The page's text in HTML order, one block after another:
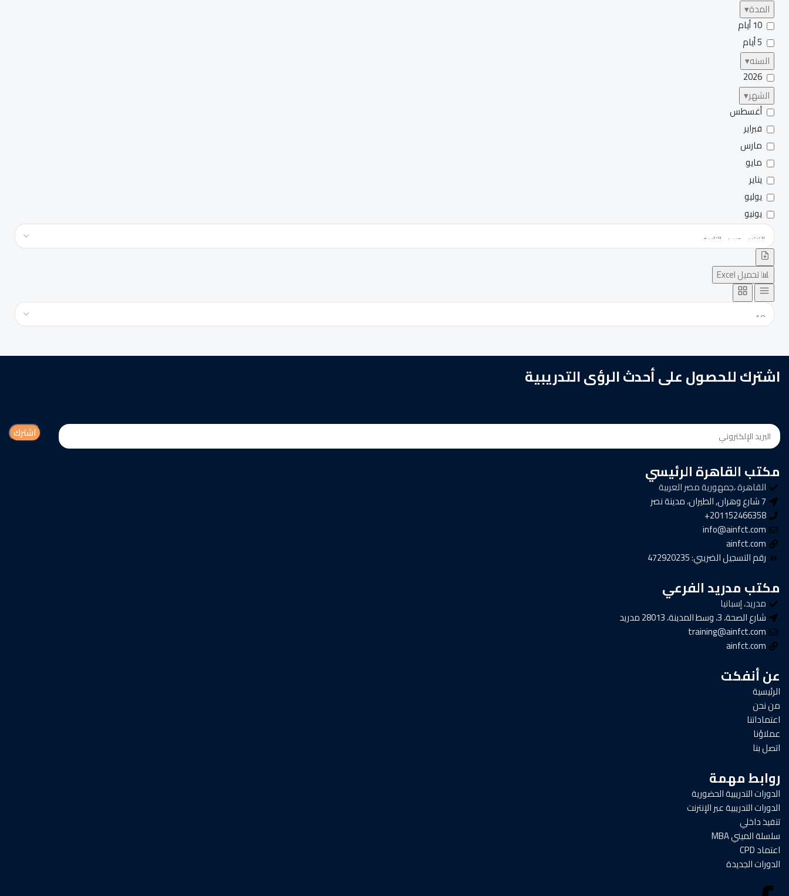
المدة▾
10 أيام
5 أيام
السنه▾
2026
الشهر▾
أغسطس
فبراير
مارس
مايو
يناير
يوليو
يونيو
📊 تحميل Excel
اشترك للحصول على أحدث الرؤى التدريبية
انضم إلى أكثر من 100,000 من المهنيين الذين يواكبون أحدث التحديثات التدريبية، والرؤى المتخصصة، والعروض الحصرية من AINFCT.
مكتب القاهرة الرئيسي
القاهرة ،جمهورية مصر العربية
7 شارع وهران, الطيران، مدينة نصر
201152466358+
info@ainfct.com
ainfct.com
رقم التسجيل الضريبي: 472920235
مكتب مدريد الفرعي
مدريد، إسبانيا
شارع الصحة، 3، وسط المدينة، 28013 مدريد
training@ainfct.com
ainfct.com
عن أنفكت
الرئيسية
من نحن
اعتماداتنا
عملاؤنا
اتصل بنا
روابط مهمة
الدورات التدريبية الحضورية
الدورات التدريبية عبر الإنترنت
تنفيذ داخلي
سلسلة الميني MBA
اعتماد CPD
الدورات الجديدة